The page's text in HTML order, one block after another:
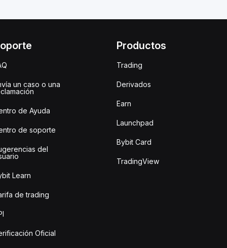
un caso o una
de Ayuda
de soporte
del
Learn
de trading
Oficial
Productos
Trading
Derivados
Earn
Launchpad
Bybit Card
TradingView